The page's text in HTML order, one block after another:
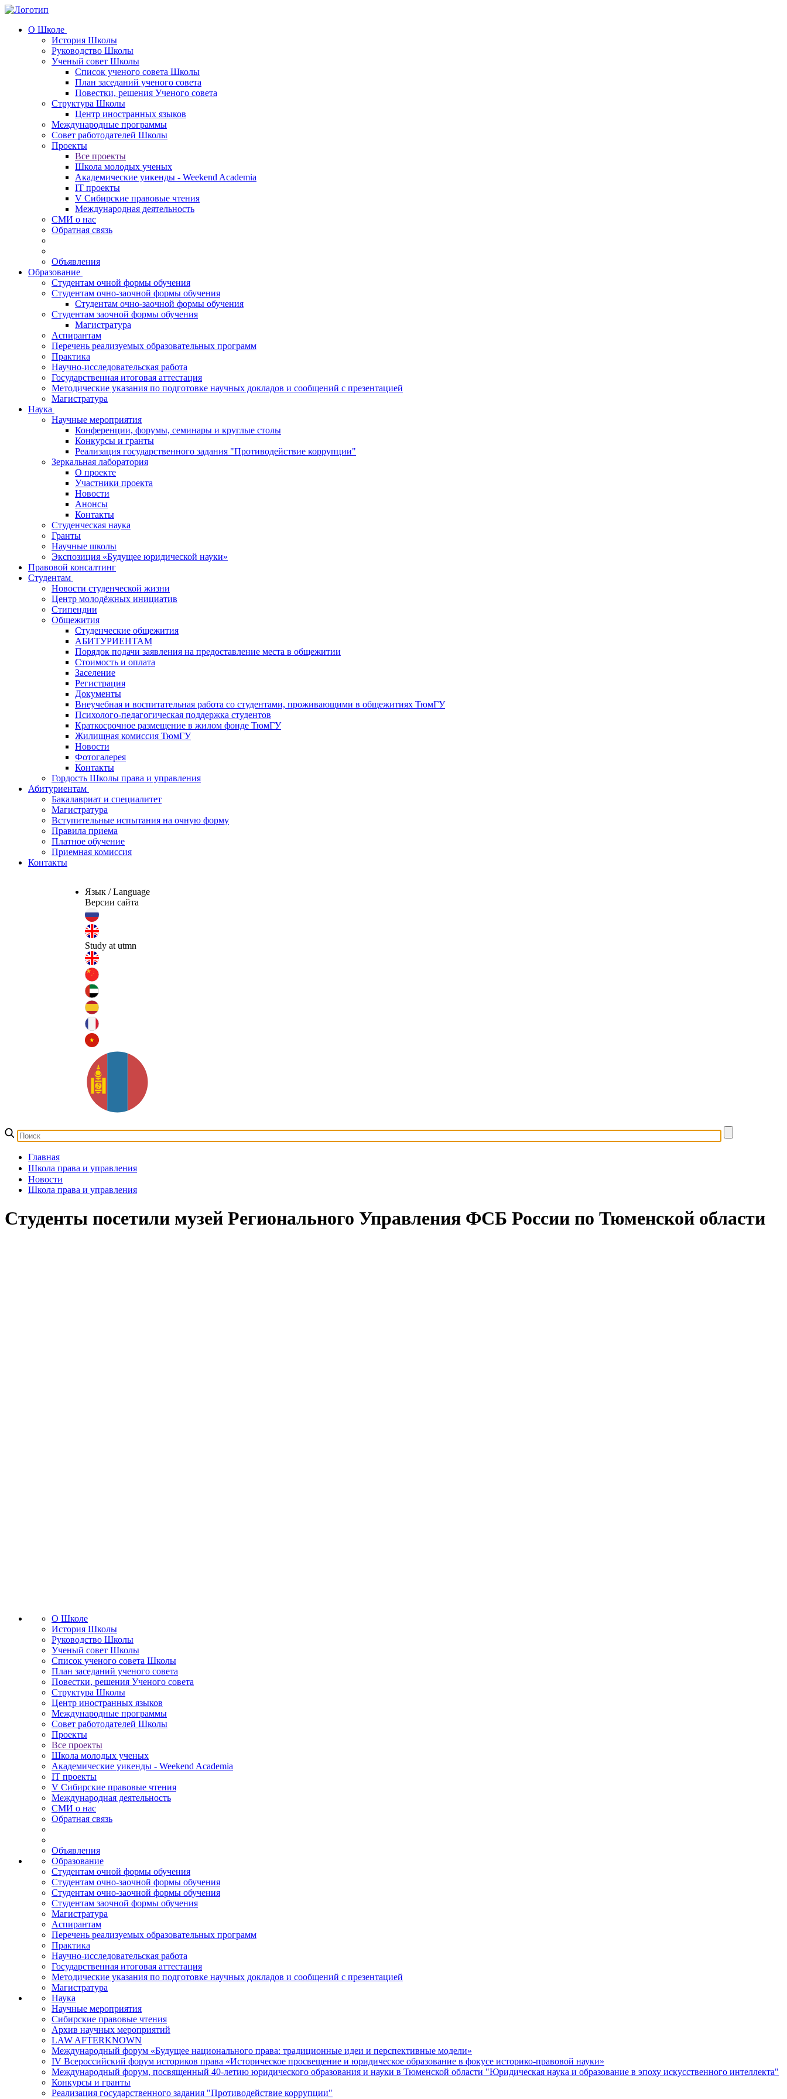
О Школе
История Школы
Руководство Школы
Ученый совет Школы
Список ученого совета Школы
План заседаний ученого совета
Повестки, решения Ученого совета
Структура Школы
Центр иностранных языков
Международные программы
Совет работодателей Школы
Проекты
Все проекты
Школа молодых ученых
Академические уикенды - Weekend Academia
IT проекты
V Сибирские правовые чтения
Международная деятельность
СМИ о нас
Обратная связь
Объявления
Образование
Студентам очной формы обучения
Студентам очно-заочной формы обучения
Студентам очно-заочной формы обучения
Студентам заочной формы обучения
Магистратура
Аспирантам
Перечень реализуемых образовательных программ
Практика
Научно-исследовательская работа
Государственная итоговая аттестация
Методические указания по подготовке научных докладов и сообщений с презентацией
Магистратура
Наука
Научные мероприятия
Конференции, форумы, семинары и круглые столы
Конкурсы и гранты
Реализация государственного задания "Противодействие коррупции"
Зеркальная лаборатория
О проекте
Участники проекта
Новости
Анонсы
Контакты
Студенческая наука
Гранты
Научные школы
Экспозиция «Будущее юридической науки»
Правовой консалтинг
Студентам
Новости студенческой жизни
Центр молодёжных инициатив
Стипендии
Общежития
Студенческие общежития
АБИТУРИЕНТАМ
Порядок подачи заявления на предоставление места в общежитии
Стоимость и оплата
Заселение
Регистрация
Документы
Внеучебная и воспитательная работа со студентами, проживающими в общежитиях ТюмГУ
Психолого-педагогическая поддержка студентов
Краткосрочное размещение в жилом фонде ТюмГУ
Жилищная комиссия ТюмГУ
Новости
Фотогалерея
Контакты
Гордость Школы права и управления
Абитуриентам
Бакалавриат и специалитет
Магистратура
Вступительные испытания на очную форму
Правила приема
Платное обучение
Приемная комиссия
Контакты
Язык / Language
Версии сайта
Study at utmn
Главная
Школа права и управления
Новости
Школа права и управления
Студенты посетили музей Регионального Управления ФСБ России по Тюменской области
О Школе
История Школы
Руководство Школы
Ученый совет Школы
Список ученого совета Школы
План заседаний ученого совета
Повестки, решения Ученого совета
Структура Школы
Центр иностранных языков
Международные программы
Совет работодателей Школы
Проекты
Все проекты
Школа молодых ученых
Академические уикенды - Weekend Academia
IT проекты
V Сибирские правовые чтения
Международная деятельность
СМИ о нас
Обратная связь
Объявления
Образование
Студентам очной формы обучения
Студентам очно-заочной формы обучения
Студентам очно-заочной формы обучения
Студентам заочной формы обучения
Магистратура
Аспирантам
Перечень реализуемых образовательных программ
Практика
Научно-исследовательская работа
Государственная итоговая аттестация
Методические указания по подготовке научных докладов и сообщений с презентацией
Магистратура
Наука
Научные мероприятия
Сибирские правовые чтения
Архив научных мероприятий
LAW AFTERKNOWN
Международный форум «Будущее национального права: традиционные идеи и перспективные модели»
IV Всероссийский форум историков права «Историческое просвещение и юридическое образование в фокусе историко-правовой науки»
Международный форум, посвященный 40-летию юридического образования и науки в Тюменской области "Юридическая наука и образование в эпоху искусственного интеллекта"
Конкурсы и гранты
Реализация государственного задания "Противодействие коррупции"